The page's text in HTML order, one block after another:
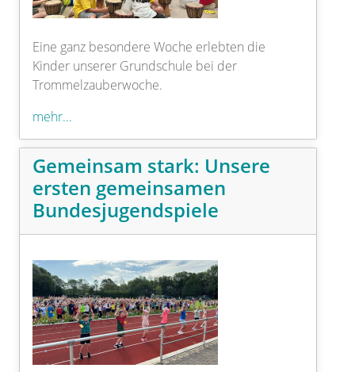
Eine ganz besondere Woche erlebten die
Kinder unserer Grundschule bei der
Trommelzauberwoche.
mehr...
Gemeinsam stark: Unsere
ersten gemeinsamen
Bundesjugendspiele